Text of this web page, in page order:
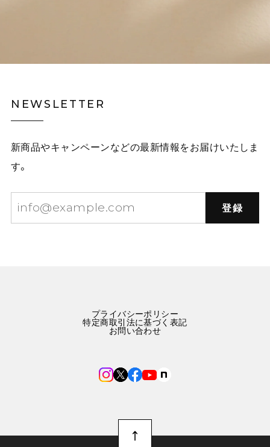
NEWSLETTER
新商品やキャンペーンなどの最新情報をお届けいたしま
す。
登録
プライバシーポリシー
特定商取引法に基づく表記
お問い合わせ